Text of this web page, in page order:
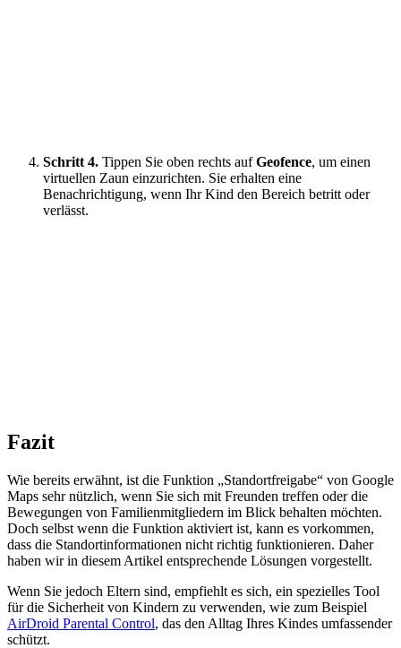
Schritt 4. Tippen Sie oben rechts aufGeofence, um einen
virtuellen Zaun einzurichten. Sie erhalten eine
Benachrichtigung, wenn Ihr Kind den Bereich betritt oder
verlässt.
Fazit
Wie bereits erwähnt, ist die Funktion „Standortfreigabe“ von Google
Maps sehr nützlich, wenn Sie sich mit Freunden treffen oder die
Bewegungen von Familienmitgliedern im Blick behalten möchten.
Doch selbst wenn die Funktion aktiviert ist, kann es vorkommen,
dass die Standortinformationen nicht richtig funktionieren. Daher
haben wir in diesem Artikel entsprechende Lösungen vorgestellt.
Wenn Sie jedoch Eltern sind, empfiehlt es sich, ein spezielles Tool
für die Sicherheit von Kindern zu verwenden, wie zum Beispiel
AirDroid Parental Control, das den Alltag Ihres Kindes umfassender
schützt.